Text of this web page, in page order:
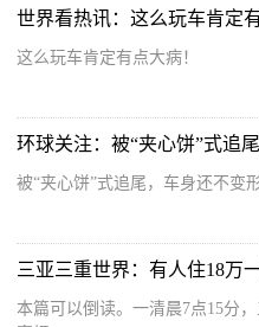
世界看热讯：这么玩车肯定
这么玩车肯定有点大病！
被“夹心饼”式追尾，车身还不变
本篇可以倒读。一清晨7点15分